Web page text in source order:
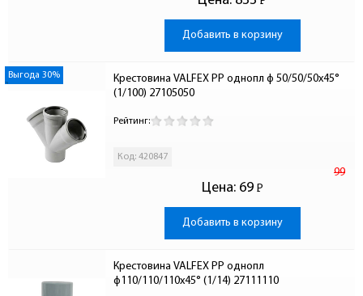
-
Добавить в корзину
Выгода 30%
Крестовина VALFEX PP однопл ф 50/50/50х45°
(1/100) 27105050
Рейтинг:
Код: 420847
Цена:
99
69 Р
-
Добавить в корзину
Крестовина VALFEX PP однопл
ф110/110/110х45° (1/14) 27111110